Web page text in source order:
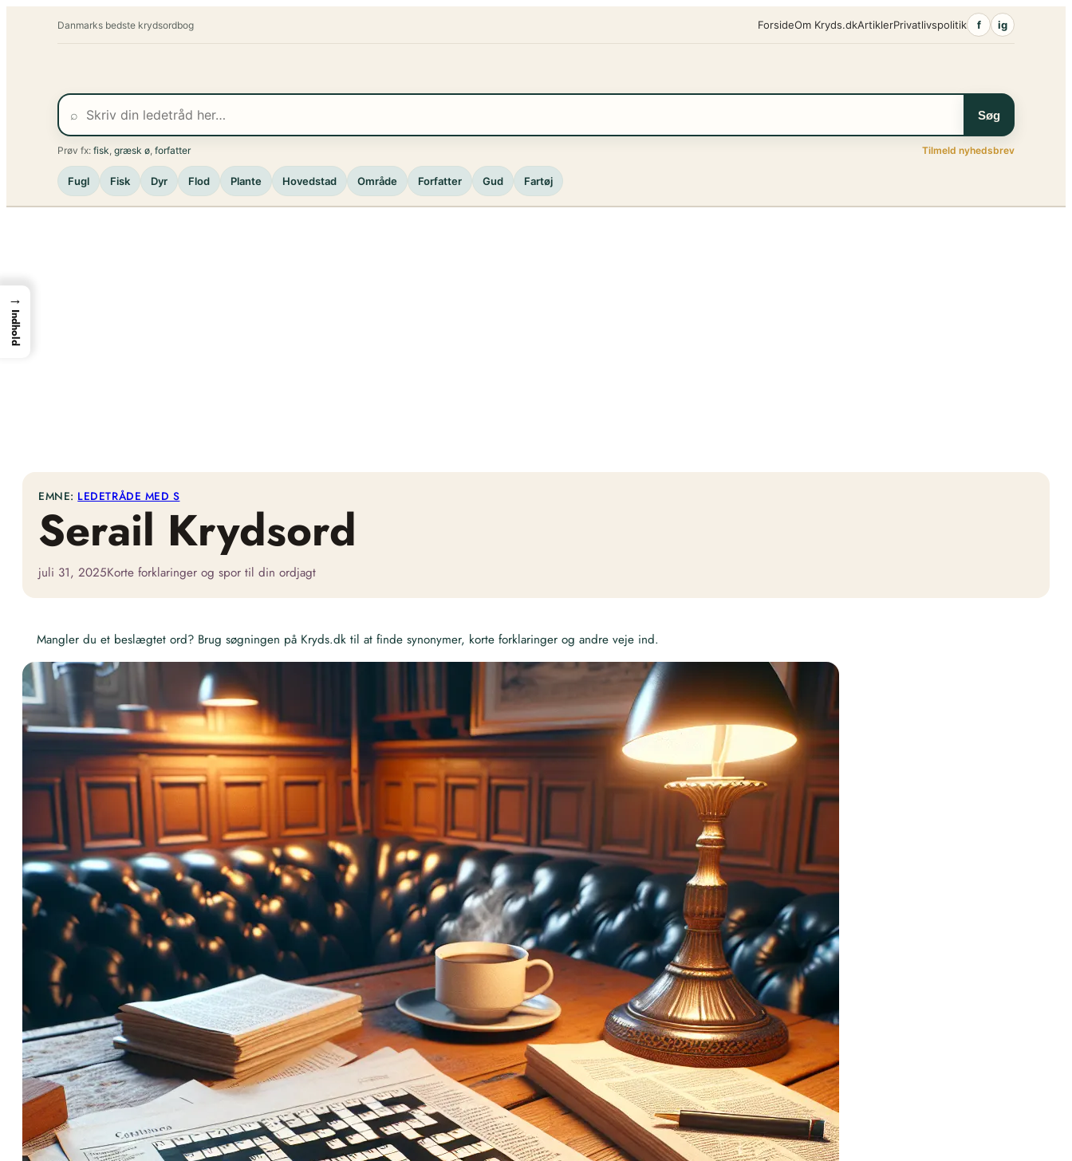
Danmarks bedste krydsordbog ForsideOm Kryds.dkArtiklerPrivatlivspolitik f ig
⌕ Søg
Prøv fx: fisk græsk ø forfatter Tilmeld nyhedsbrev
Fugl Fisk Dyr Flod Plante Hovedstad Område Forfatter Gud Fartøj
EMNE: LEDETRÅDE MED S
Serail Krydsord
juli 31, 2025Korte forklaringer og spor til din ordjagt
Mangler du et beslægtet ord? Brug søgningen på Kryds.dk til at finde synonymer, korte forklaringer og andre veje ind.
→
Indhold